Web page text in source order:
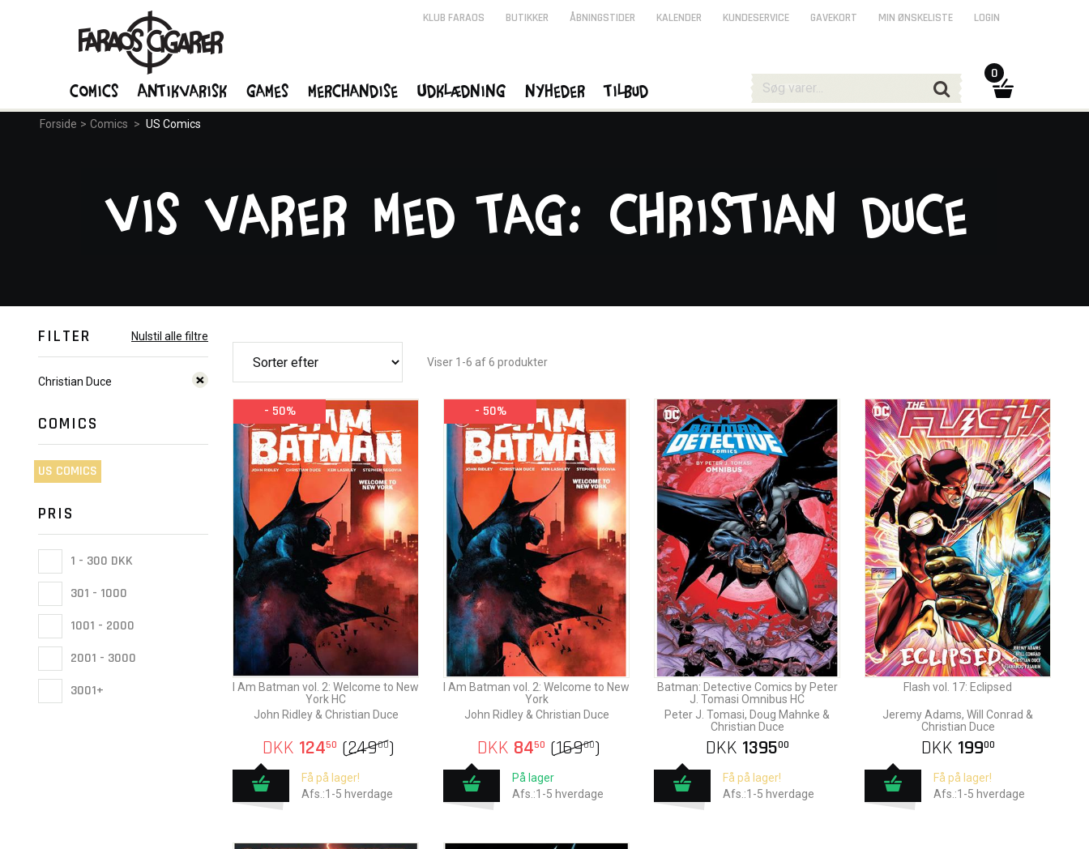
Forside > Comics > US Comics
Vis varer med tag: Christian Duce
FILTER Nulstil alle filtre
Christian Duce
COMICS
US COMICS
PRIS
1 - 300 DKK
301 - 1000
1001 - 2000
2001 - 3000
3001+
Viser 1-6 af 6 produkter
- 50%
I Am Batman vol. 2: Welcome to New
York HC
John Ridley & Christian Duce
DKK 12450 (24900)
Få på lager!
Afs.:1-5 hverdage
- 50%
I Am Batman vol. 2: Welcome to New
York
John Ridley & Christian Duce
DKK 8450 (16900)
På lager
Afs.:1-5 hverdage
Batman: Detective Comics by Peter
J. Tomasi Omnibus HC
Peter J. Tomasi, Doug Mahnke &
Christian Duce
DKK 139500
Få på lager!
Afs.:1-5 hverdage
Flash vol. 17: Eclipsed
Jeremy Adams, Will Conrad &
Christian Duce
DKK 19900
Få på lager!
Afs.:1-5 hverdage
KLUB FARAOS BUTIKKER ÅBNINGSTIDER KALENDER KUNDESERVICE GAVEKORT MIN ØNSKELISTE LOGIN
Comics Antikvarisk Games Merchandise Udklædning Nyheder Tilbud
0